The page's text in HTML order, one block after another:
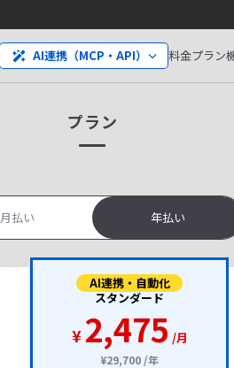
料金プラン
AI連携（MCP・API）
プラン
月払い 年払い
AI連携・自動化
スタンダード
¥ 2,475 /月
¥29,700 /年